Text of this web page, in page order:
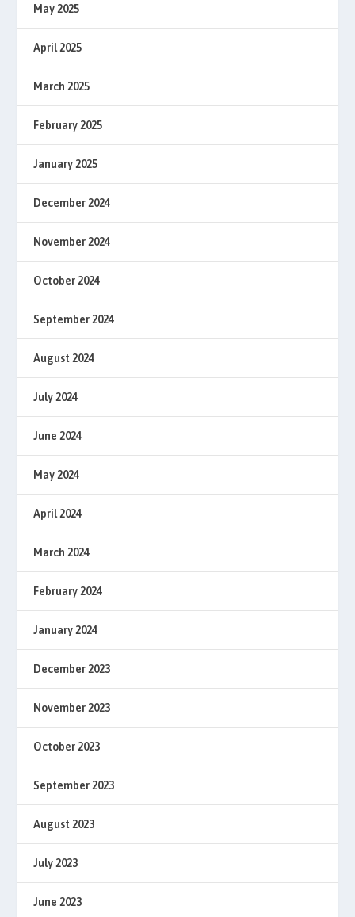
May 2025
April 2025
March 2025
February 2025
January 2025
December 2024
November 2024
October 2024
September 2024
August 2024
July 2024
June 2024
May 2024
April 2024
March 2024
February 2024
January 2024
December 2023
November 2023
October 2023
September 2023
August 2023
July 2023
June 2023